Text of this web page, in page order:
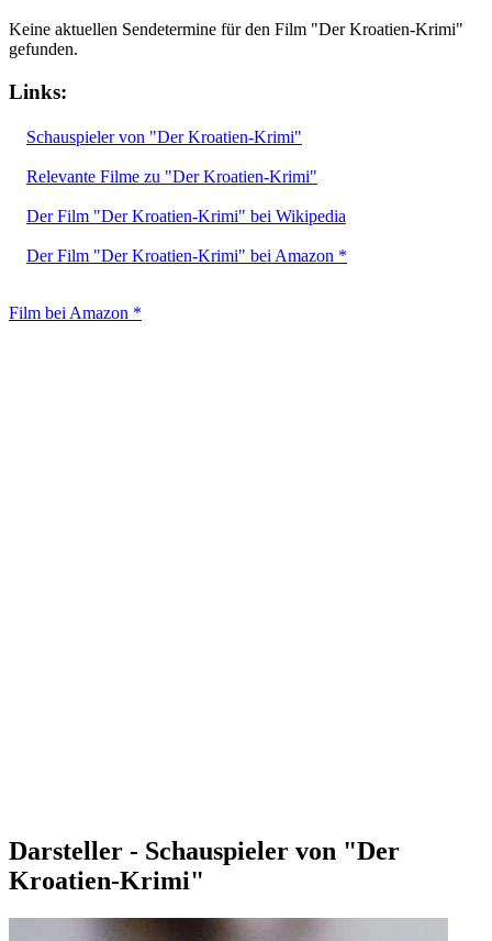
Keine aktuellen Sendetermine für den Film "Der Kroatien-Krimi"
gefunden.
Links:
Schauspieler von "Der Kroatien-Krimi"
Relevante Filme zu "Der Kroatien-Krimi"
Der Film "Der Kroatien-Krimi" bei Wikipedia
Der Film "Der Kroatien-Krimi" bei Amazon *
Film bei Amazon *
Darsteller - Schauspieler von "Der
Kroatien-Krimi"